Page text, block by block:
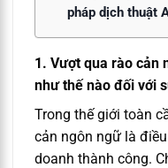
pháp dịch thuật
1. Vượt qua rào cản
như thế nào đối với
Trong thế giới toàn
cản ngôn ngữ là
doanh thành công.